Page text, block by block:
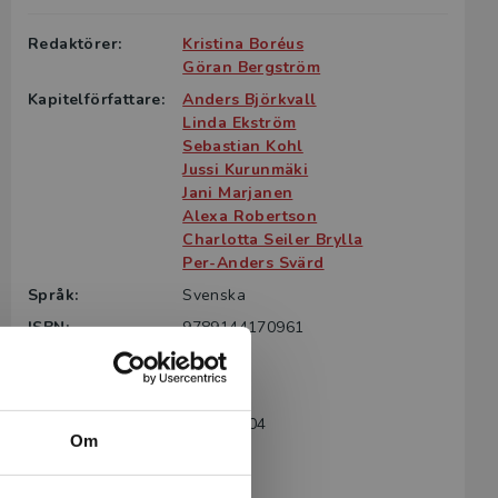
Om
Redaktörer:
Kristina Boréus
Göran Bergström
Kapitelförfattare:
Anders Björkvall
Linda Ekström
Sebastian Kohl
Jussi Kurunmäki
Jani Marjanen
Alexa Robertson
Charlotta Seiler Brylla
Per-Anders Svärd
Språk:
Svenska
ISBN:
9789144170961
Utgivningsår:
2000
7569-SB04